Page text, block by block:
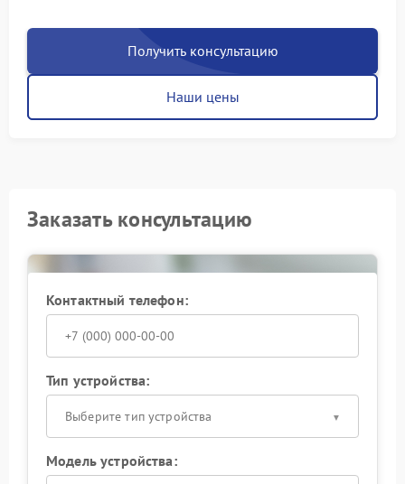
Получить консультацию
Наши цены
Заказать консультацию
Контактный телефон:
Тип устройства:
Выберите тип устройства
Модель устройства: